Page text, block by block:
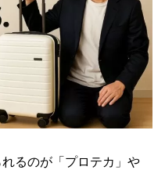
るのが「プロテカ」や